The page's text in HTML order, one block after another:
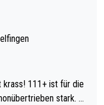
für die
stark. U